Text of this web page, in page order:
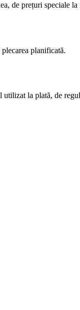
de prețuri speciale la
planificată.
la plată, de